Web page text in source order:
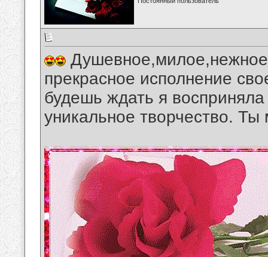
прекрасное исполнение
будешь ждать я
уникальное творчество.